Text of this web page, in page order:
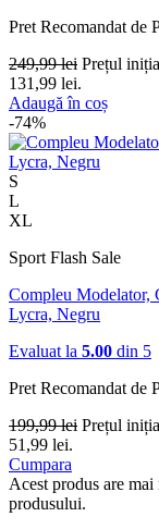
Pret Recomandat de
249,99lei Prețul
131,99 lei.
Adaugă în coș
-74%
S
L
XL
Sport Flash Sale
Compleu Modelator,
Lycra, Negru
Evaluat la 5.00 din 5
Pret Recomandat de
199,99lei Prețul
51,99 lei.
Cumpara
Acest produs are
produsului.